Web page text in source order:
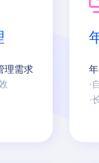
理需求
·
·